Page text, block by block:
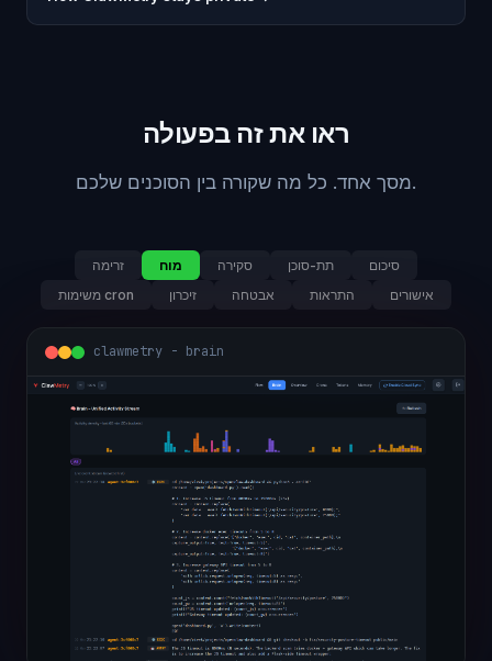
ראו את זה בפעולה
מסך אחד. כל מה שקורה בין הסוכנים שלכם.
זרימה מוח סקירה תת-סוכן
סיכום
משימות cron
זיכרון אבטחה התראות אישורים
clawmetry - brain